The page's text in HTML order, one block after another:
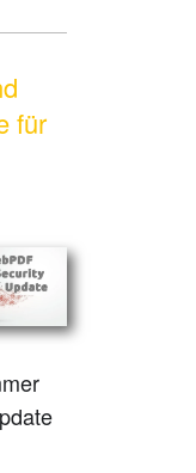
für